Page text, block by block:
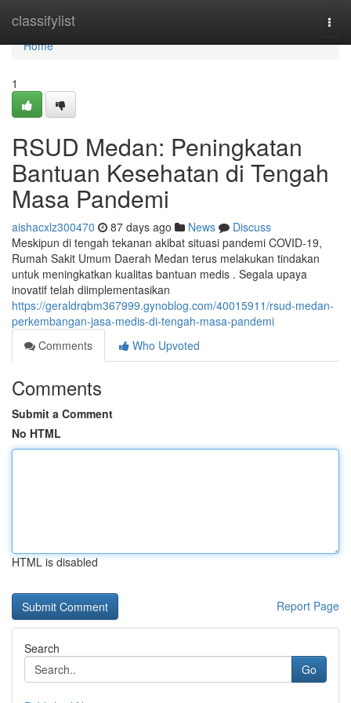
classifylist
Home
Home
1
RSUD Medan: Peningkatan
Bantuan Kesehatan di Tengah
Masa Pandemi
aishacxlz300470 87 days ago News
Discuss
Meskipun di tengah tekanan akibat situasi pandemi COVID-19,
Rumah Sakit Umum Daerah Medan terus melakukan tindakan
untuk meningkatkan kualitas bantuan medis . Segala upaya
inovatif telah diimplementasikan
https://geraldrqbm367999.gynoblog.com/40015911/rsud-medan-
perkembangan-jasa-medis-di-tengah-masa-pandemi
Comments
Who Upvoted
Comments
Submit a Comment
No HTML
HTML is disabled
Report Page
Search
Go